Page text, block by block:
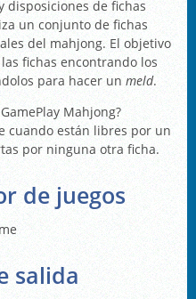
disposiciones de fichas
un conjunto de fichas
del mahjong. El objetivo
fichas encontrando los
para hacer un meld.
Mahjong?
cuando están libres por un
por ninguna otra ficha.
de juegos
salida